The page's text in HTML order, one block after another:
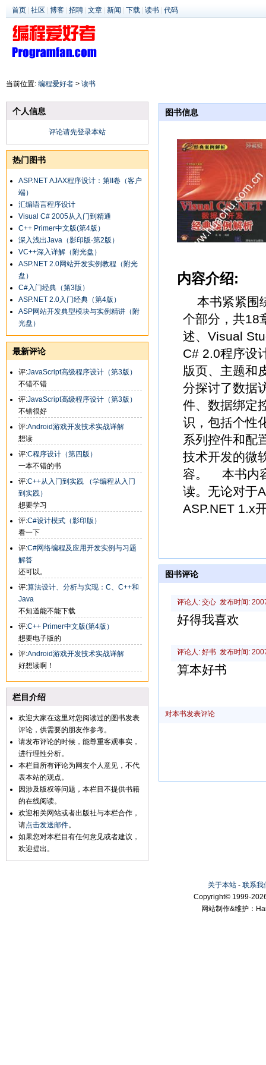
首页 社区 博客 招聘 文章 新闻 下载 读书 代码
当前位置: 编程爱好者 > 读书
个人信息
评论请先登录本站
热门图书
ASP.NET AJAX程序设计：第II卷（客户
端）
汇编语言程序设计
Visual C# 2005从入门到精通
C++ Primer中文版(第4版）
深入浅出Java（影印版·第2版）
VC++深入详解（附光盘）
ASP.NET 2.0网站开发实例教程（附光
盘）
C#入门经典（第3版）
ASP.NET 2.0入门经典（第4版）
ASP网站开发典型模块与实例精讲（附
光盘）
最新评论
评:JavaScript高级程序设计（第3版）
不错不错
评:JavaScript高级程序设计（第3版）
不错很好
评:Android游戏开发技术实战详解
想读
评:C程序设计（第四版）
一本不错的书
评:C++从入门到实践 （学编程从入门
到实践）
想要学习
评:C#设计模式（影印版）
看一下
评:C#网络编程及应用开发实例与习题
解答
还可以。
评:算法设计、分析与实现：C、C++和
Java
不知道能不能下载
评:C++ Primer中文版(第4版）
想要电子版的
评:Android游戏开发技术实战详解
好想读啊！
栏目介绍
欢迎大家在这里对您阅读过的图书发表
评论，供需要的朋友作参考。
请发布评论的时候，能尊重客观事实，
进行理性分析。
本栏目所有评论为网友个人意见，不代
表本站的观点。
因涉及版权等问题，本栏目不提供书籍
的在线阅读。
欢迎相关网站或者出版社与本栏合作，
请点击发送邮件。
如果您对本栏目有任何意见或者建议，
欢迎提出。
图书信息
内容介绍:
本书紧紧围
个部分，共18
述、Visual
C# 2.0程序设
版页、主题和
分探讨了数据
件、数据绑定
识，包括个性
系列控件和配
技术开发的微
容。 本书内
读。无论对于
ASP.NET 1.x
图书评论
评论人: 交心 发布时间:
好得我喜欢
评论人: 好书 发布时间:
算本好书
对本书发表评论
关于本站 - 联系我
Copyright© 1999-
网站制作&维护：